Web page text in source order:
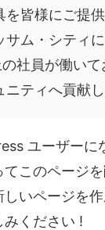
を皆様にご提
サム・シティ
社員が働い
ティへ貢献し
ユーザーに
てこのページ
しいページを
みください !